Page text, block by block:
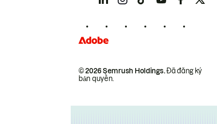
© 2026 Semrush Holdings.Đã đăng ký
bản quyền.